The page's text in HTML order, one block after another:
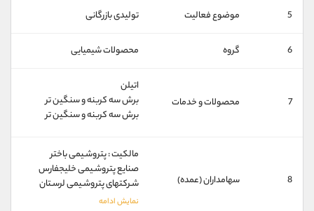
5 موضوع فعالیت تولیدی بازرگانی
6 گروه محصولات شیمیایی
7 محصولات و خدمات
اتیلن
برش سه کربنه و سنگین تر
برش سه کربنه و سنگین تر
8 سهامداران (عمده)
مالکیت : پتروشـیمی باختر
صنایع پتروشـیمی خلیجفارس
شـرکتهای پتروشـیمی لرسـتان